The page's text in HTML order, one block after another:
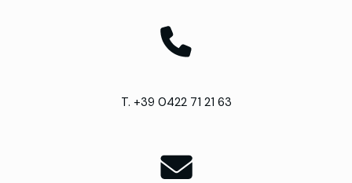
T. +39 0422 71 21 63